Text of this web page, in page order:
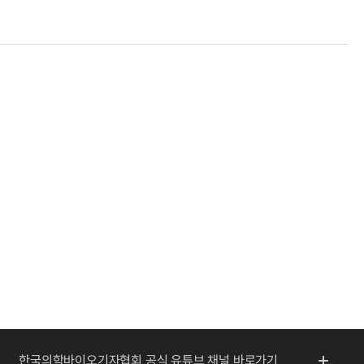
한국의학바이오기자협회 공식 유튜브 채널 바로가기